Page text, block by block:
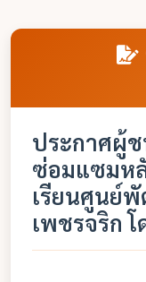
ประกาศผู้ช
ซ่อมแซมห
เรียนศูนย์
เพชรจริก